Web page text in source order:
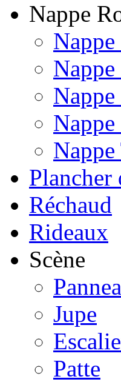
Nappe
Nappe
Plancher
Réchaud
Rideaux
Scène
Jupe
Patte